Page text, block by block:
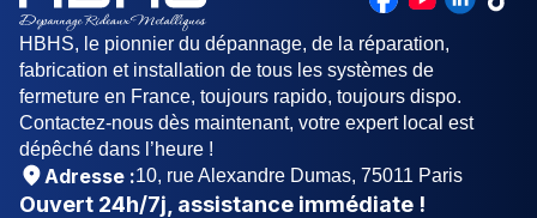
HBHS, le pionnier du dépannage, de la réparation,
fabrication et installation de tous les systèmes de
fermeture en France, toujours rapido, toujours dispo.
Contactez-nous dès maintenant, votre expert local est
dépêché dans l’heure !
Adresse :10, rue Alexandre Dumas, 75011 Paris
Ouvert 24h/7j , assistance immédiate !